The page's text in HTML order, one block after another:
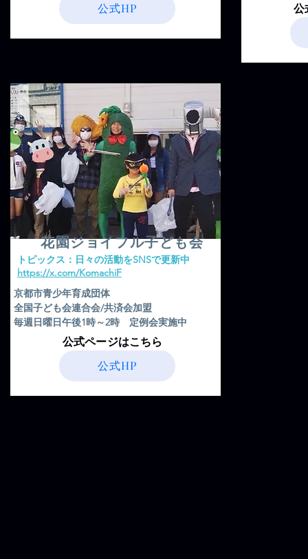
公式HP 公
花園ジョイフル子ども会
​トピックス：日々の活動をSNSで更新中
​https://x.com/KomachiF
京都市青少年育成団体
全国子ども会連合会/共済会加盟
毎週日曜日午後1時～2時 定例会実施中
​公式ページはこちら
公式HP